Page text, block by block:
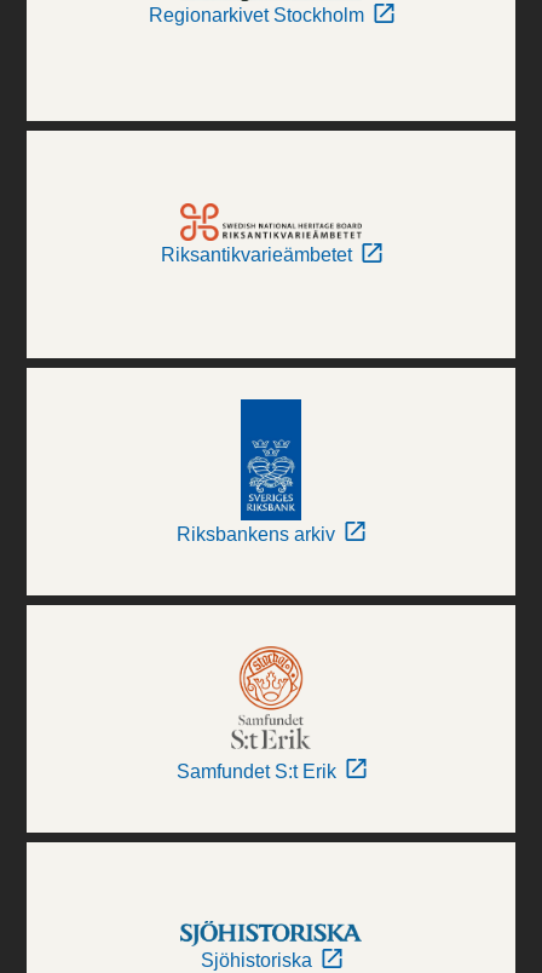
Regionarkivet Stockholm
Riksantikvarieämbetet
Riksbankens arkiv
Samfundet S:t Erik
Sjöhistoriska